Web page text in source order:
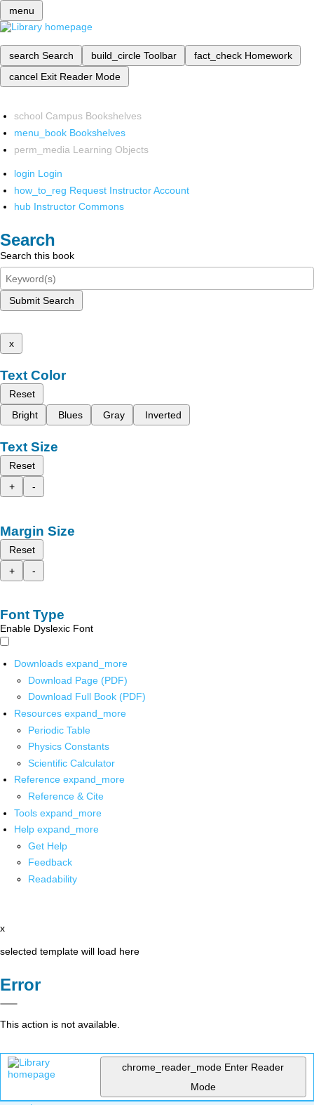
menu
search Search build_circle Toolbar fact_check Homework
cancel Exit Reader Mode
school Campus Bookshelves
menu_book Bookshelves
perm_media Learning Objects
login Login
how_to_reg Request Instructor Account
hub Instructor Commons
Search
Search this book
Submit Search
x
Text Color
Reset
Bright
Blues Gray Inverted
Text Size
Reset
+
-
Margin Size
Reset
+
-
Font Type
Enable Dyslexic Font
Downloads expand_more
Download Page (PDF)
Download Full Book (PDF)
Resources expand_more
Periodic Table
Physics Constants
Scientific Calculator
Reference expand_more
Reference & Cite
Tools expand_more
Help expand_more
Get Help
Feedback
Readability
x
selected template will load here
Error
This action is not available.
chrome_reader_mode Enter Reader
Mode